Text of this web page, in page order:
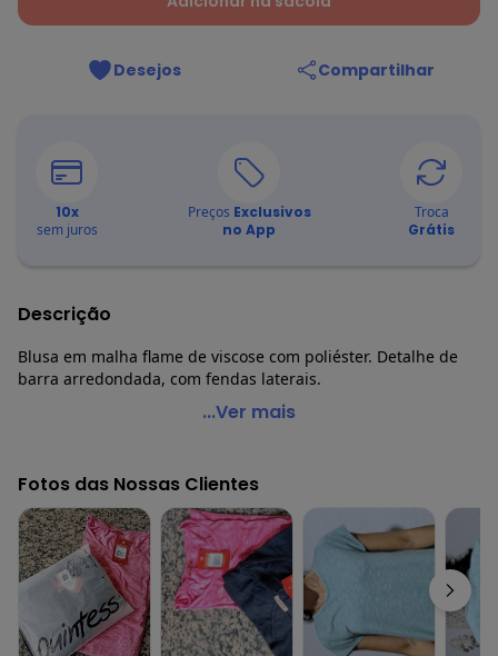
Desejos Compartilhar
10x
sem juros
Preços Exclusivos
no App
Troca
Grátis
Descrição
Blusa em malha flame de viscose com poliéster. Detalhe de
barra arredondada, com fendas laterais.
Quintess - Blusa Alongada Branca com Barra
Código do produto: 3624183
Modelagem: Solto
Comprimento da manga: Curta
Comprimento: Alongado
Decote frente: Redondo
Complemento: Barra arredondada
Tecido: Meia malha flamê
Composição: 51% viscose 49% poliéster
...Ver mais
Fotos das Nossas Clientes